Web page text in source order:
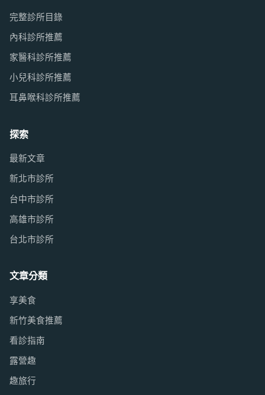
完整診所目錄
內科診所推薦
家醫科診所推薦
小兒科診所推薦
耳鼻喉科診所推薦
探索
最新文章
新北市診所
台中市診所
高雄市診所
台北市診所
文章分類
享美食
新竹美食推薦
看診指南
露營趣
趣旅行